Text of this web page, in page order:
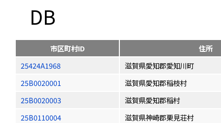
DB
市区町村ID
住所
25424A1968
滋賀県愛知郡愛知川町
25B0020001
滋賀県愛知郡稲枝村
25B0020003
滋賀県愛知郡稲村
25B0110004
滋賀県神崎郡栗見荘村